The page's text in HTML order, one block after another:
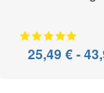
25,49 € -